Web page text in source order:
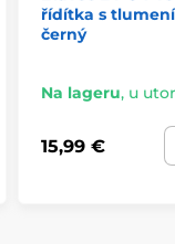
řídítka s
černý
Na lageru, u
15,99 €